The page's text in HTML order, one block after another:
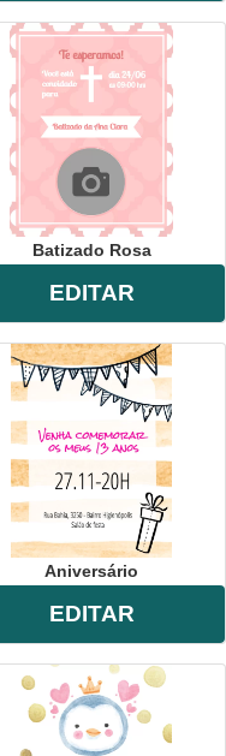
Batizado Rosa
EDITAR
Aniversário
EDITAR